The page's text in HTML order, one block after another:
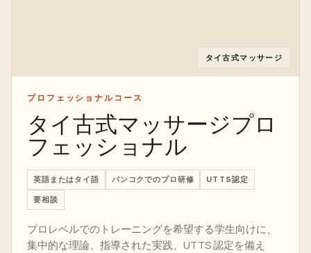
タイ古式マッサージ
プロフェッショナルコース
タイ古式マッサージプロ
フェッショナル
英語またはタイ語 バンコクでのプロ研修 UTTS認定
要相談
プロレベルでのトレーニングを希望する学生向けに、
集中的な理論、指導された実践、UTTS 認定を備え